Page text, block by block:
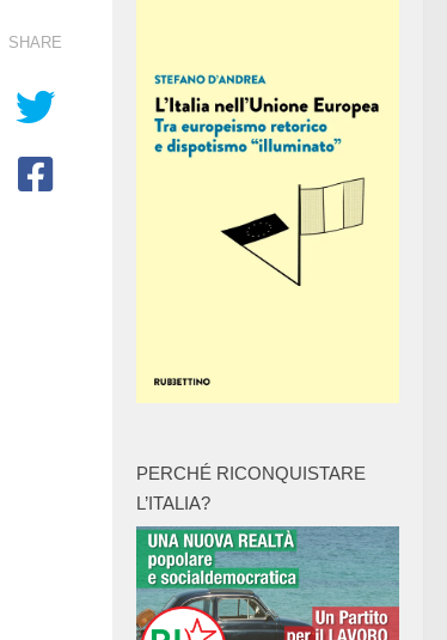
SHARE
PERCHÉ RICONQUISTARE
L’ITALIA?